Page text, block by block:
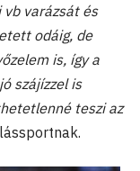
varázsát és
odáig, de
is, így a
szájízzel is
teszi az